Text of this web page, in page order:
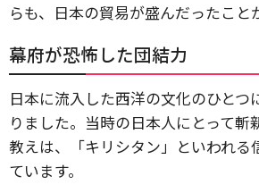
らも、日本の貿易が盛んだったこと
幕府が恐怖した団結力
日本に流入した西洋の文化のひとつ
りました。当時の日本人にとって斬
教えは、「キリシタン」といわれる
ています。